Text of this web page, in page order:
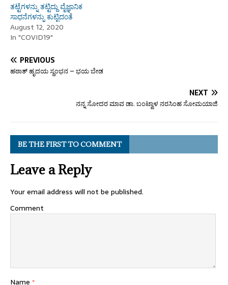
ತಟ್ಟೆಗಳನ್ನು ತಟ್ಟಿದ್ದು ವೈಜ್ಞಾನಿಕ
ಸಾಧನೆಗಳನ್ನು ಕುಟ್ಟಿದಂತೆ
August 12, 2020
In "COVID19"
PREVIOUS
ಹಠಾತ್ ಹೃದಯ ಸ್ಥಂಭನ – ಭಯ ಬೇಡ
NEXT
ನನ್ನ ಸೋದರ ಮಾವ ಡಾ. ಬಂಟ್ವಾಳ ನರಸಿಂಹ ಸೋಮಯಾಜಿ
BE THE FIRST TO COMMENT
Leave a Reply
Your email address will not be published.
Comment
Name *